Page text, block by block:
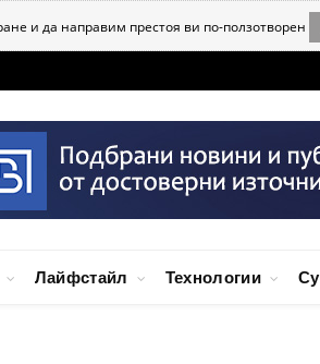
и да направим престоя ви по-ползотворен
Лайфстайл Технологии